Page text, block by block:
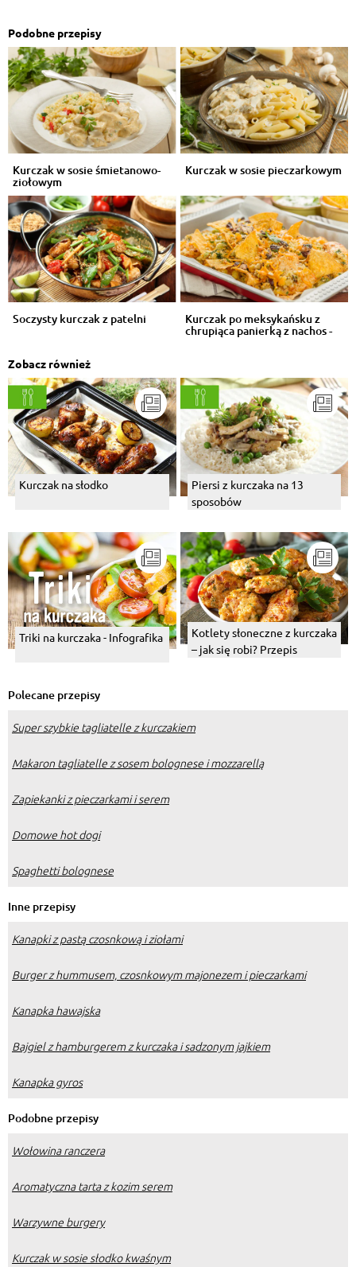
Podobne przepisy
Kurczak w sosie śmietanowo-
ziołowym
Kurczak w sosie pieczarkowym
Soczysty kurczak z patelni Kurczak po meksykańsku z
chrupiąca panierką z nachos -
Zobacz również
Kurczak na słodko
Piersi z kurczaka na 13
sposobów
Triki na kurczaka - Infografika
Kotlety słoneczne z kurczaka
– jak się robi? Przepis
Polecane przepisy
Super szybkie tagliatelle z kurczakiem
Makaron tagliatelle z sosem bolognese i mozzarellą
Zapiekanki z pieczarkami i serem
Domowe hot dogi
Spaghetti bolognese
Inne przepisy
Kanapki z pastą czosnkową i ziołami
Burger z hummusem, czosnkowym majonezem i pieczarkami
Kanapka hawajska
Bajgiel z hamburgerem z kurczaka i sadzonym jajkiem
Kanapka gyros
Podobne przepisy
Wołowina ranczera
Aromatyczna tarta z kozim serem
Warzywne burgery
Kurczak w sosie słodko kwaśnym